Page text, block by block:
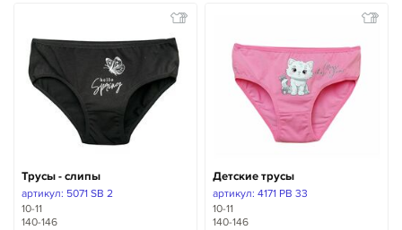
Трусы - слипы
артикул: 5071 SB 2
10-11
140-146
Детские трусы
артикул: 4171 PB 33
10-11
140-146